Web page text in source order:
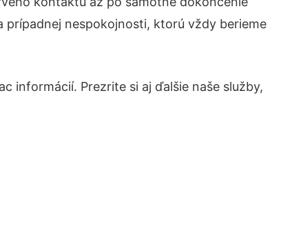
prípadnej nespokojnosti, ktorú vždy berieme
informácií. Prezrite si aj ďalšie naše služby,